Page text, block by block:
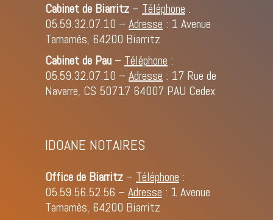
Cabinet de Biarritz – Téléphone :
05.59.32.07.10 – Adresse : 1 Avenue
Tamamès, 64200 Biarritz
Cabinet de Pau – Téléphone :
05.59.32.07.10 – Adresse : 17 Rue de
Navarre, CS 50717 64007 PAU Cedex
IDOANE NOTAIRES
Office de Biarritz – Téléphone :
05.59.56.52.56 – Adresse : 1 Avenue
Tamamès, 64200 Biarritz